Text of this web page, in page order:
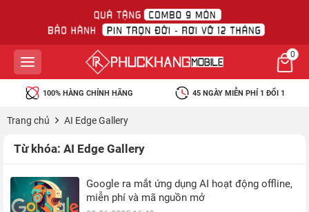
0
100% HÀNG CHÍNH HÃNG 45 NGÀY MIỄN PHÍ 1 ĐỔI 1
Trang chủ AI Edge Gallery
Từ khóa: AI Edge Gallery
Google ra mắt ứng dụng AI hoạt động offline,
miễn phí và mã nguồn mở